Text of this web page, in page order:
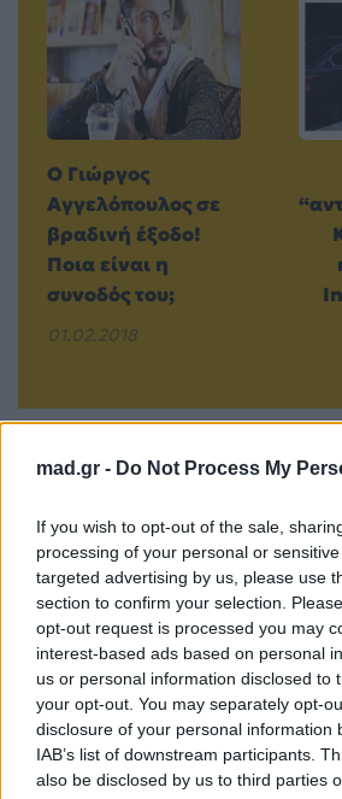
mad.gr - Do Not Process My
If you wish to opt-out of the sale,
processing of your personal or
targeted advertising by us, please use
section to confirm your selection.
opt-out request is processed you may
interest-based ads based on personal
us or personal information disclosed to
your opt-out. You may separately opt-
disclosure of your personal information
IAB’s list of downstream participants.
also be disclosed by us to third parties
Ο Γιώργος
Αγγελόπουλος σε
βραδινή έξοδο!
Ποια είναι η
συνοδός του;
01.02.2018
Ελλήνων
με
δισκογραφία,
και
τους στην
μουσική σκηνή